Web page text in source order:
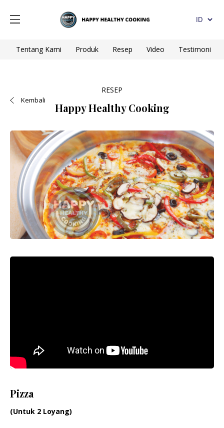
Tentang Kami Produk Resep Video Testimoni
Kembali
RESEP
Happy Healthy Cooking
Pizza
(Untuk 2 Loyang)